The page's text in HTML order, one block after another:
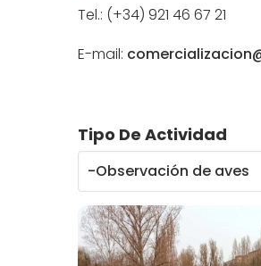
Tel.: (+34) 921 46 67 21
E-mail:
Tipo De Actividad